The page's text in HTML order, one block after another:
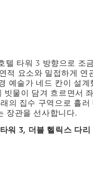
텔 타워 3 방향으로 조
적 요소와 밀접하게 연
예술가 네드 칸이 설계
빗물이 담겨 흐르면서
의 집수 구역으로 흘
장관을 선사합니다.
워 3, 더블 헬릭스 다